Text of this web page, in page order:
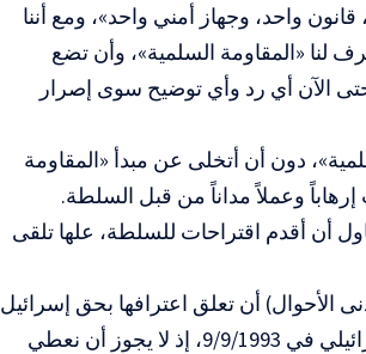
واحد، وجهاز أمني واحد»، ومع أننا
لنا «المقاومة السلمية»، وأن تضع
حتى الآن أي رد وأي توضيح سوى إصرار
دون أن أتخلى عن مبدأ «المقاومة
إرهاباً وعملاً مداناً من قبل السلطة.
أن أقدم اقتراحات للسلطة، علها تلقى
الأحوال) أن تعلق اعترافها بحق إسرائيل
بالوجود، الذي تم توقيعه بين الجانبين الفلسطيني والإسرائيلي في 9/9/1993، إذ لا يجوز أن نعطي